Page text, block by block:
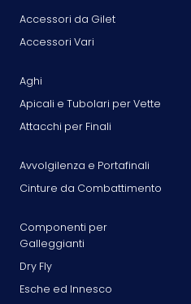
Accessori da Gilet
Accessori Vari
Aghi
Apicali e Tubolari per Vette
Attacchi per Finali
Avvolgilenza e Portafinali
Cinture da Combattimento
Componenti per
Galleggianti
Dry Fly
Esche ed Innesco